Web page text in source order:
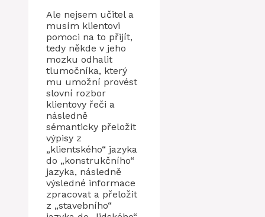
Ale nejsem učitel a
musím klientovi
pomoci na to přijít,
tedy někde v jeho
mozku odhalit
tlumočníka, který
mu umožní provést
slovní rozbor
klientovy řeči a
následně
sémanticky přeložit
výpisy z
„klientského“ jazyka
do „konstrukčního“
jazyka, následně
výsledné informace
zpracovat a přeložit
z „stavebního“